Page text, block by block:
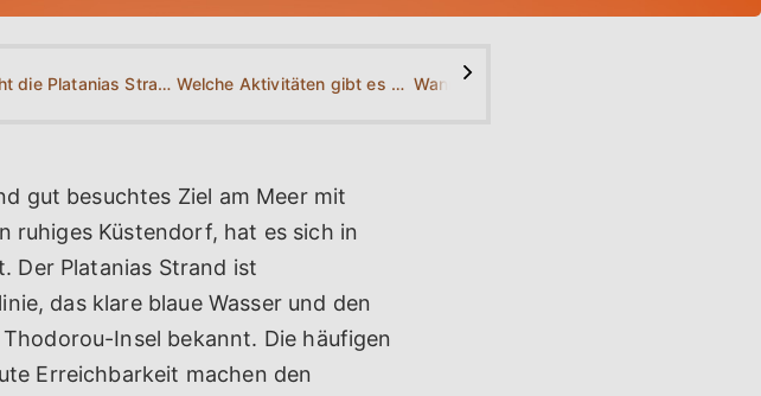
Wie sieht die Platanias Strandkarte aus? Welche Aktivitäten gibt es am Platanias Strand? >
gut besuchtes Ziel am Meer mit
ruhiges Küstendorf, hat es sich in
Der Platanias Strand ist
das klare blaue Wasser und den
Insel bekannt. Die häufigen
Erreichbarkeit machen den